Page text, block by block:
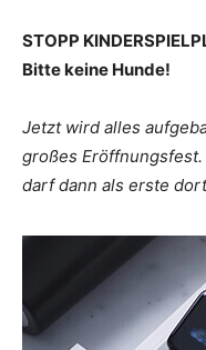
STOPP
Bitte keine Hunde!
Jetzt wird alles
großes
darf dann als erste